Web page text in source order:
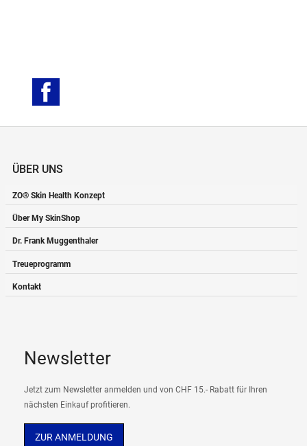
ÜBER UNS
ZO® Skin Health Konzept
Über My SkinShop
Dr. Frank Muggenthaler
Treueprogramm
Kontakt
Newsletter
Jetzt zum Newsletter anmelden und von CHF 15.- Rabatt für Ihren
nächsten Einkauf profitieren.
ZUR ANMELDUNG